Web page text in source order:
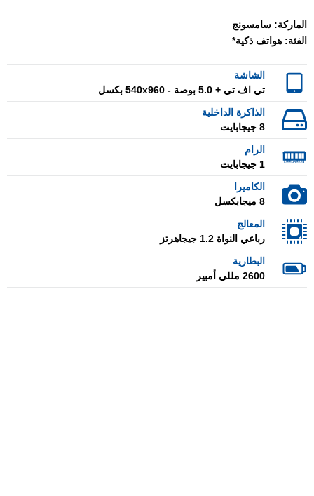
الماركة: سامسونج
الفئة: هواتف ذكية*
الشاشة
تي اف تي + 5.0 بوصة - 540x960 بكسل
الذاكرة الداخلية
8 جيجابايت
الرام
1 جيجابايت
الكاميرا
8 ميجابكسل
المعالج
رباعي النواة 1.2 جيجاهرتز
البطارية
2600 مللي أمبير